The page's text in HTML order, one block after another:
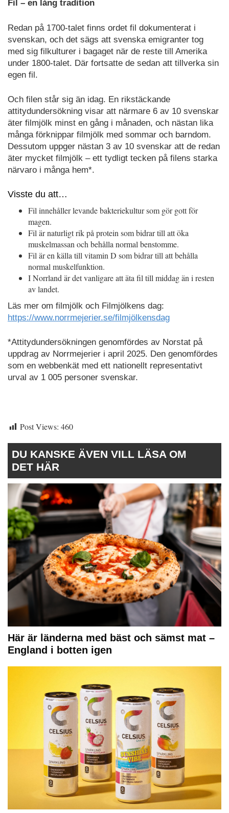
Fil – en lång tradition
Redan på 1700-talet finns ordet fil dokumenterat i
svenskan, och det sägs att svenska emigranter tog
med sig filkulturer i bagaget när de reste till Amerika
under 1800-talet. Där fortsatte de sedan att tillverka sin
egen fil.
Och filen står sig än idag. En rikstäckande
attitydundersökning visar att närmare 6 av 10 svenskar
äter filmjölk minst en gång i månaden, och nästan lika
många förknippar filmjölk med sommar och barndom.
Dessutom uppger nästan 3 av 10 svenskar att de redan
äter mycket filmjölk – ett tydligt tecken på filens starka
närvaro i många hem*.
Visste du att…
Fil innehåller levande bakteriekultur som gör gott för
magen.
Fil är naturligt rik på protein som bidrar till att öka
muskelmassan och behålla normal benstomme.
Fil är en källa till vitamin D som bidrar till att behålla
normal muskelfunktion.
I Norrland är det vanligare att äta fil till middag än i resten
av landet.
Läs mer om filmjölk och Filmjölkens dag:
https://www.norrmejerier.se/filmjölkensdag
*Attitydundersökningen genomfördes av Norstat på
uppdrag av Norrmejerier i april 2025. Den genomfördes
som en webbenkät med ett nationellt representativt
urval av 1 005 personer svenskar.
Post Views: 460
DU KANSKE ÄVEN VILL LÄSA OM
DET HÄR
Här är länderna med bäst och sämst mat –
England i botten igen